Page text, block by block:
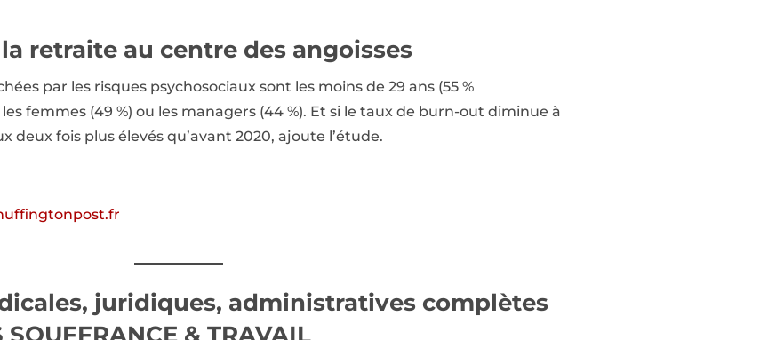
retraite au centre des angoisses
par les risques psychosociaux sont les moins de 29 ans (55 %
femmes (49 %) ou les managers (44 %). Et si le taux de burn-out diminue à
deux fois plus élevés qu’avant 2020, ajoute l’étude.
juridiques, administratives complètes